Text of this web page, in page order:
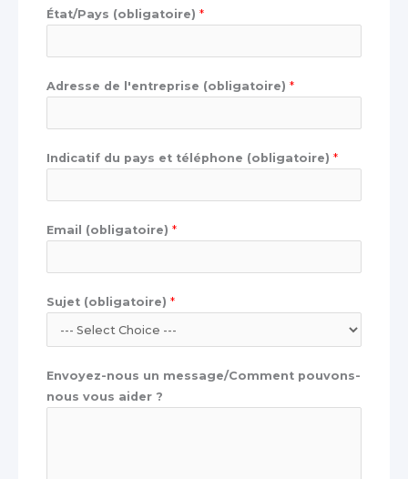
État/Pays (obligatoire) *
Adresse de l'entreprise (obligatoire) *
Indicatif du pays et téléphone (obligatoire) *
Email (obligatoire) *
Sujet (obligatoire) *
u
Envoyez-nous un message/Comment pouvons-
nous vous aider ?